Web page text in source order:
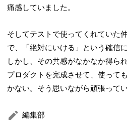
痛感していました。
そしてテストで使ってくれていた
で、「絶対にいける」という確信
しかし、その共感がなかなか得ら
プロダクトを完成させて、使って
かない。そう思いながら頑張ってい
編集部